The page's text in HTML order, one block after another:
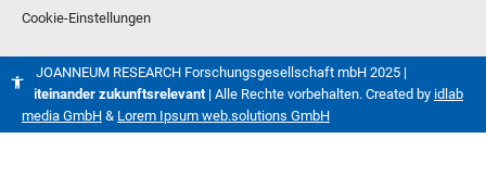
Cookie-Einstellungen
© JOANNEUM RESEARCH Forschungsgesellschaft mbH 2025 |
Miteinander zukunftsrelevant | Alle Rechte vorbehalten. Created by idlab
media GmbH & Lorem Ipsum web.solutions GmbH